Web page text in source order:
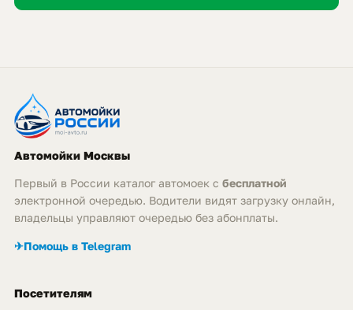
Автомойки Москвы
Первый в России каталог автомоек с бесплатной
электронной очередью. Водители видят загрузку онлайн,
владельцы управляют очередью без абонплаты.
✈Помощь в Telegram
Посетителям